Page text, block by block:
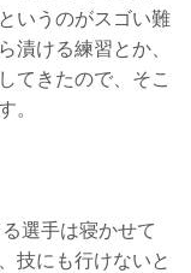
いうのがスゴい難
漬ける練習とか、
てきたので、そこ
。
選手は寝かせて
技にも行けないと